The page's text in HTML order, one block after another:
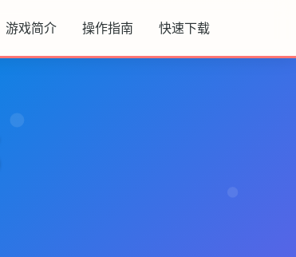
游戏简介 操作指南 快速下载